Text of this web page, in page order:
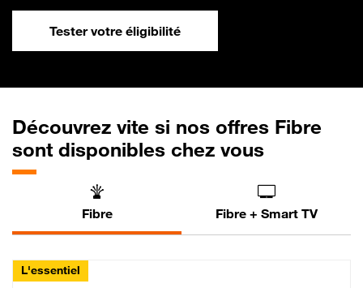
Tester votre éligibilité
Découvrez vite si nos offres Fibre
sont disponibles chez vous
Fibre Fibre + Smart TV
L'essentiel